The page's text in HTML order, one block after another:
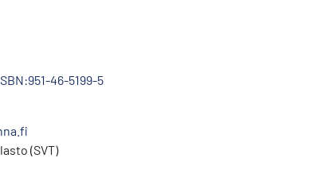
46-5199-5
(SVT)